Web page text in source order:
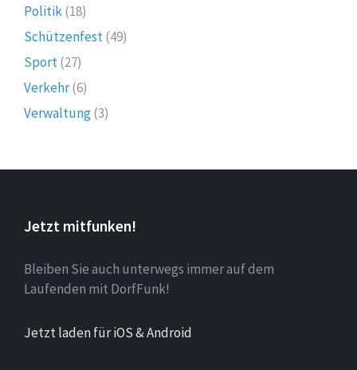
Politik(18)
Schützenfest(49)
Sport(27)
Verkehr(6)
Verwaltung(3)
Jetzt mitfunken!
Bleiben Sie auch unterwegs immer auf dem
Laufenden mit DorfFunk!
Jetzt laden für iOS & Android